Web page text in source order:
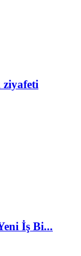
ziyafeti
İş Bi...